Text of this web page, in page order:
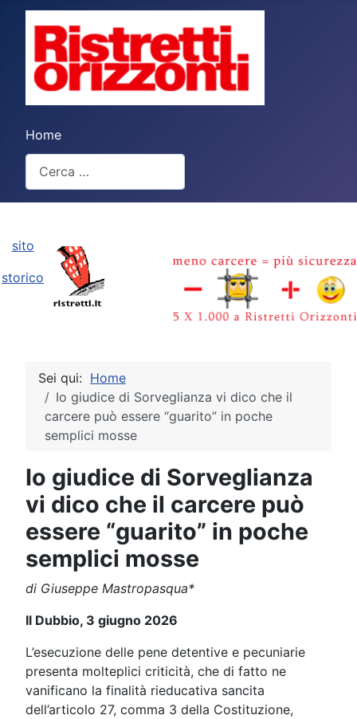
Home
Cerca
sito
storico
Sei qui: Home
Io giudice di Sorveglianza vi dico che il
carcere può essere “guarito” in poche
semplici mosse
Io giudice di Sorveglianza
vi dico che il carcere può
essere “guarito” in poche
semplici mosse
di Giuseppe Mastropasqua*
Il Dubbio, 3 giugno 2026
L’esecuzione delle pene detentive e pecuniarie
presenta molteplici criticità, che di fatto ne
vanificano la finalità rieducativa sancita
dell’articolo 27, comma 3 della Costituzione,